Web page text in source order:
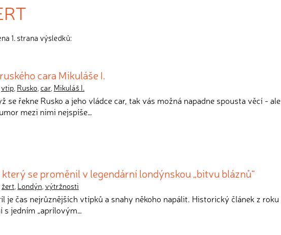
1. strana výsledků:
cara Mikuláše I.
vtip, Rusko,car, Mikuláš I.
se řekne Rusko a jeho vládce car, tak vás možná napadne spousta věcí - ale
mezi nimi nejspíše…
se proměnil v legendární londýnskou „bitvu bláznů“
žert, Londýn,výtržnosti
je čas nejrůznějších vtípků a snahy někoho napálit. Historický článek z roku
s jedním „aprílovým…